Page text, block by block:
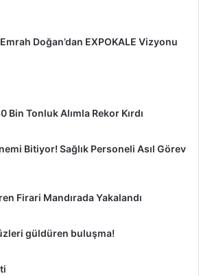
Doğan’dan EXPOKALE Vizyonu
Bin Tonluk Alımla Rekor Kırdı
Bitiyor! Sağlık Personeli Asıl Görev
Firari Mandırada Yakalandı
güldüren buluşma!